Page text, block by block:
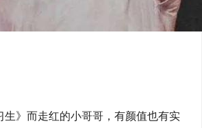
生》而走红的小哥哥，有颜值也有实